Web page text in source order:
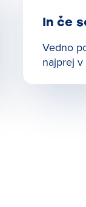
In če
Vedno
najprej v